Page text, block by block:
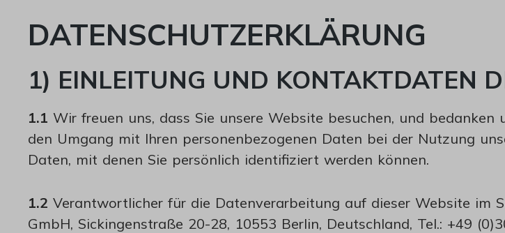
DATENSCHUTZERKLÄRUNG
1) EINLEITUNG UND KONTAKTDATEN
1.1 Wir freuen uns, dass Sie unsere Website besuchen, und
den Umgang mit Ihren personenbezogenen Daten bei der Nutzung
Daten, mit denen Sie persönlich identifiziert werden können.
1.2 Verantwortlicher für die Datenverarbeitung auf dieser Website im
GmbH, Sickingenstraße 20-28, 10553 Berlin, Deutschland, Tel.: +49